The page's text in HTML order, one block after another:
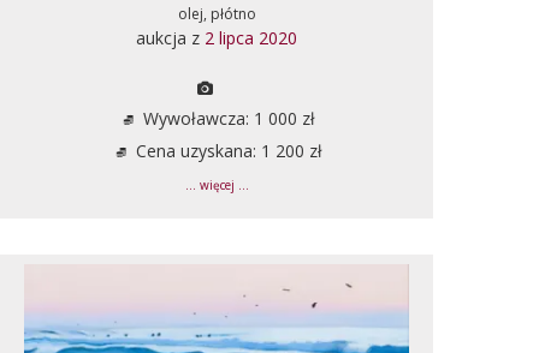
olej, płótno
aukcja z 2 lipca 2020
Wywoławcza: 1 000 zł
Cena uzyskana: 1 200 zł
... więcej ...